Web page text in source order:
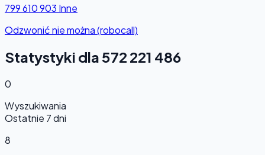
799 610 903 Inne
Odzwonić nie można (robocall)
Statystyki dla 572 221 486
0
Wyszukiwania
Ostatnie 7 dni
8